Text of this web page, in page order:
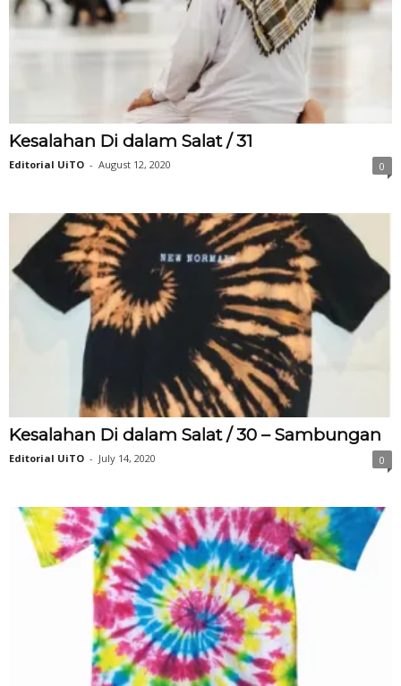
Kesalahan Di dalam Salat / 31
Editorial UiTO - August 12, 2020 0
Kesalahan Di dalam Salat / 30 – Sambungan
Editorial UiTO - July 14, 2020 0